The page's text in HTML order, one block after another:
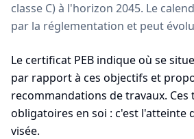
classe C) à l'horizon 2045. Le
par la réglementation et peut
Le certificat PEB indique où se
par rapport à ces objectifs et
recommandations de travaux. Ces
obligatoires en soi : c'est l'atteinte
visée.